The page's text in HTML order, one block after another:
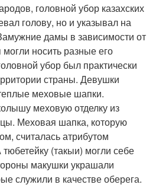
головной убор казахских
голову, но и указывал на
дамы в зависимости от
носить разные его
убор был практически
страны. Девушки
меховые шапки.
меховую отделку из
Меховая шапка, которую
считалась атрибутом
(такыи) могли себе
макушки украшали
служили в качестве оберега.